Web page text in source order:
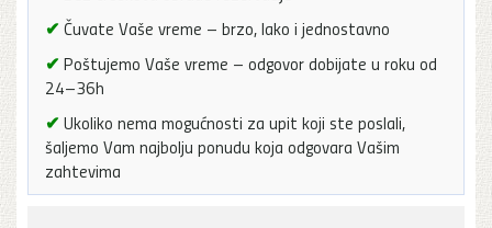
✔ Čuvate Vaše vreme – brzo, lako i jednostavno
✔ Poštujemo Vaše vreme – odgovor dobijate u roku od
24–36h
✔ Ukoliko nema mogućnosti za upit koji ste poslali,
šaljemo Vam najbolju ponudu koja odgovara Vašim
zahtevima